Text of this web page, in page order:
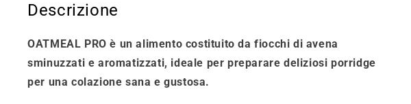
Descrizione
OATMEAL PRO è un alimento costituito da fiocchi di avena
sminuzzati e aromatizzati, ideale per preparare deliziosi porridge
per una colazione sana e gustosa.